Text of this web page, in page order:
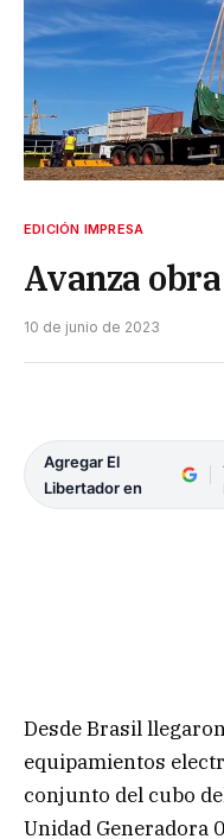
EDICIÓN IMPRESA
Avanza
10 de junio de 2023
Agregar El
Libertador en
Desde Brasil
equipamientos
conjunto del cubo
Unidad Generadora